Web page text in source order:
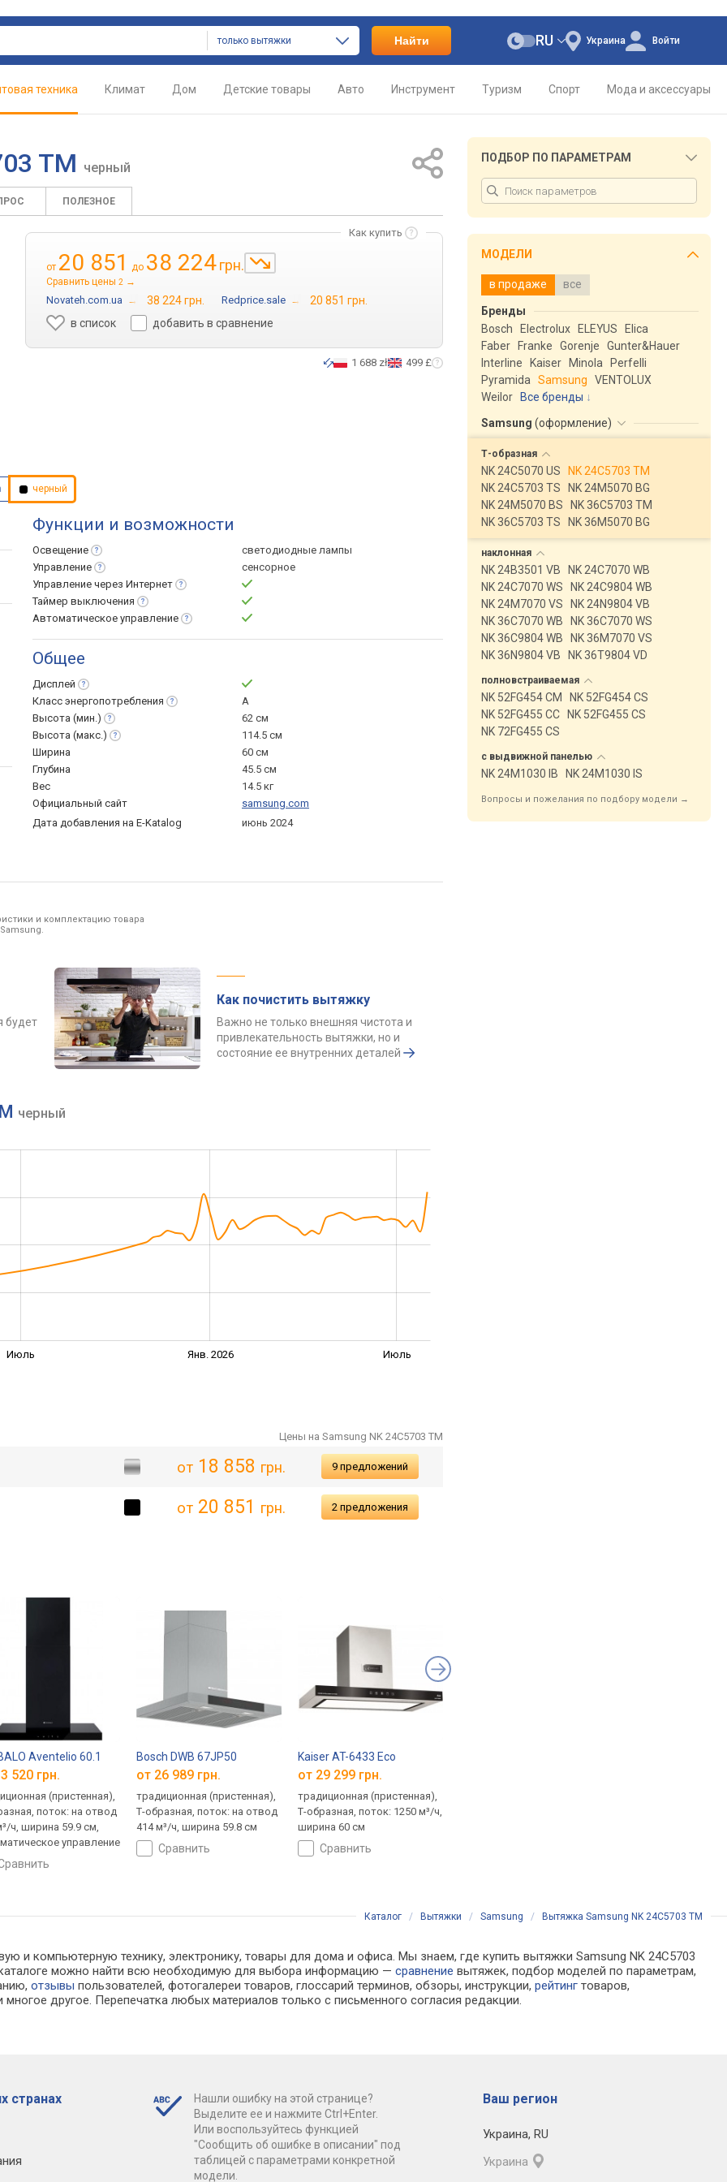
только вытяжки Найти Украина
RU Войти
техника Климат Дом Детские товары Авто Инструмент Туризм Спорт Мода и аксессуары
TM черный
ПОЛЕЗНОЕ
Как купить
от 20 851 до 38 224грн.
Сравнить цены 2 →
Novateh.com.ua → 38 224 грн. Redprice.sale →
20 851 грн.
в список
добавить в сравнение
1 688 zł 499 £
черный
Функции и возможности
Освещение
светодиодные лампы
Управление
сенсорное
Управление через Интернет
Таймер выключения
Автоматическое управление
Общее
Дисплей
Класс энергопотребления
A
Высота (мин.)
62 см
Высота (макс.)
114.5 см
Ширина
60 см
Глубина
45.5 см
Вес
14.5 кг
Официальный сайт
samsung.com
Дата добавления на E-Katalog
июнь 2024
и комплектацию товара
будет
Как почистить вытяжку
Важно не только внешняя чистота и
привлекательность вытяжки, но и
состояние ее внутренних деталей
черный
Июль Янв. 2026 Июль
Цены на Samsung NK 24C5703 TM
от18 858 грн. 9 предложений
от20 851 грн. 2 предложения
Aventelio 60.1
520 грн.
(пристенная),
поток: на отвод
ч, ширина 59.9 см,
управление
сравнить
Bosch DWB 67JP50
от 26 989 грн.
традиционная (пристенная),
Т-образная, поток: на отвод
414 м³/ч, ширина 59.8 см
сравнить
Kaiser AT-6433 Eco
от 29 299 грн.
традиционная (пристенная),
Т-образная, поток: 1250 м³/ч,
ширина 60 см
сравнить
ПОДБОР ПО ПАРАМЕТРАМ
МОДЕЛИ
в продаже все
Бренды
Bosch
Electrolux ELEYUS
Elica
Faber
Franke Gorenje
Gunter&Hauer
Interline
Kaiser Minola
Perfelli
Pyramida
Samsung
VENTOLUX
Weilor
Все бренды
Samsung (оформление)
Т-образная
NK 24C5070 US
NK 24C5703 TM
NK 24C5703 TS
NK 24M5070 BG
NK 24M5070 BS
NK 36C5703 TM
NK 36C5703 TS
NK 36M5070 BG
наклонная
NK 24B3501 VB
NK 24C7070 WB
NK 24C7070 WS
NK 24C9804 WB
NK 24M7070 VS
NK 24N9804 VB
NK 36C7070 WB
NK 36C7070 WS
NK 36C9804 WB
NK 36M7070 VS
NK 36N9804 VB
NK 36T9804 VD
полновстраиваемая
NK 52FG454 CM
NK 52FG454 CS
NK 52FG455 CC
NK 52FG455 CS
NK 72FG455 CS
с выдвижной панелью
NK 24M1030 IB NK 24M1030 IS
Вопросы и пожелания по подбору модели →
Каталог / Вытяжки / Samsung / Вытяжка Samsung NK 24C5703 TM
и компьютерную технику, электронику, товары для дома и офиса. Мы знаем, где купить вытяжки Samsung NK 24C5703
каталоге можно найти всю необходимую для выбора информацию —сравнение вытяжек, подбор моделей по параметрам,
отзывы пользователей, фотогалереи товаров, глоссарий терминов, обзоры, инструкции,рейтинг товаров,
многое другое. Перепечатка любых материалов только с письменного согласия редакции.
странах
Нашли ошибку на этой странице?
Выделите ее и нажмите Ctrl+Enter.
Или воспользуйтесь функцией
"Сообщить об ошибке в описании" под
таблицей с параметрами конкретной
модели.
Ваш регион
Украина, RU
Украина